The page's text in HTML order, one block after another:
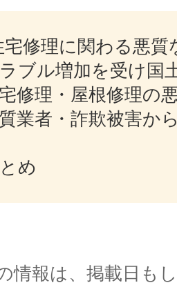
宅修理に関わる悪質
ラブル増加を受け国
修理・屋根修理の
業者・詐欺被害か
め
情報は、掲載日も